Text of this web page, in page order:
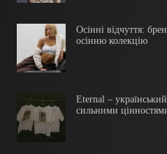
Осінні відчуття:
осінню колекцію
Eternal –
сильними